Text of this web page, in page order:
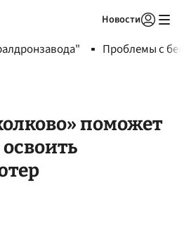
Новости
Проблемы с
поможет